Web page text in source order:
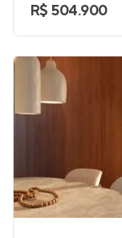
R$ 504.900